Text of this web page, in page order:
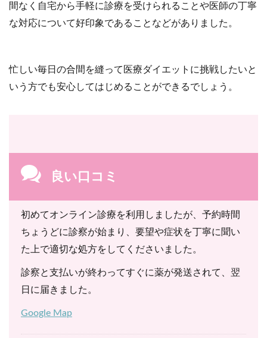
間なく自宅から手軽に診療を受けられることや医師の丁寧
な対応について好印象であることなどがありました。
忙しい毎日の合間を縫って医療ダイエットに挑戦したいと
いう方でも安心してはじめることができるでしょう。
良い口コミ
初めてオンライン診療を利用しましたが、予約時間
ちょうどに診察が始まり、要望や症状を丁寧に聞い
た上で適切な処方をしてくださいました。
診察と支払いが終わってすぐに薬が発送されて、翌
日に届きました。
Google Map